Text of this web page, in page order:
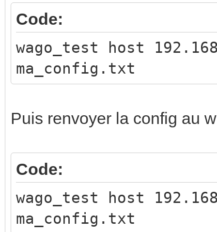
Where action:
set_outtype:
(type=NONE,
VOLET_IMPULSE,
DIRECT_KNX_OUTPUT)
get_outtype:
set_outaddr:
<out2> <SameAs>
get_outaddr:
Code:
wago_test host
ma_config.txt
Puis renvoyer la config au
Code:
wago_test host
ma_config.txt